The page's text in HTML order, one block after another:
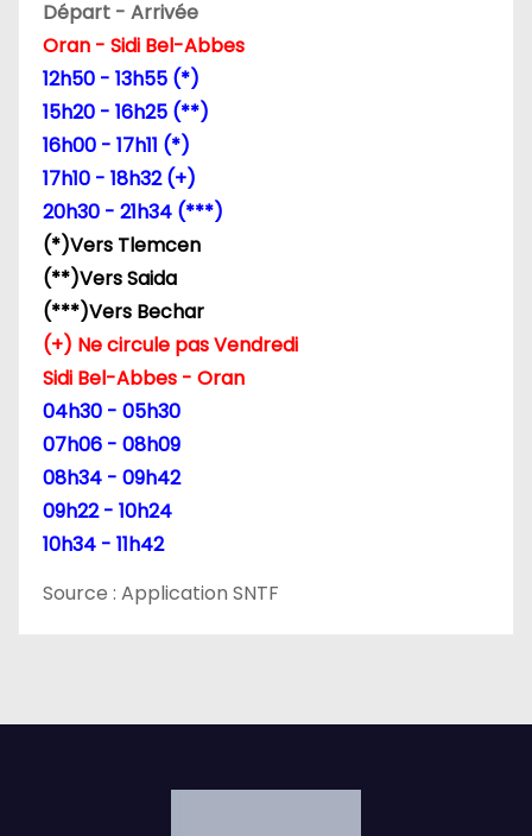
n
d
e
a
r
t
c
e
Départ - Arrivée
Oran - Sidi Bel-Abbes
12h50 - 13h55 (*)
15h20 - 16h25 (**)
16h00 - 17h11 (*)
17h10 - 18h32 (+)
20h30 - 21h34 (***)
(*)Vers Tlemcen
(**)Vers Saida
(***)Vers Bechar
(+) Ne circule pas Vendredi
Sidi Bel-Abbes - Oran
04h30 - 05h30
07h06 - 08h09
08h34 - 09h42
09h22 - 10h24
10h34 - 11h42
Source : Application SNTF